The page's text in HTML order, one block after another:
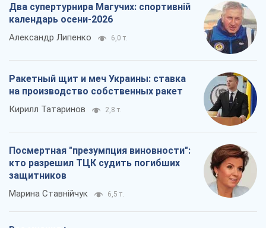
Два супертурнира Магучих: спортивній
календарь осени-2026
Александр Липенко 6,0 т.
Ракетный щит и меч Украины: ставка
на производство собственных ракет
Кирилл Татаринов 2,8 т.
Посмертная "презумпция виновности":
кто разрешил ТЦК судить погибших
защитников
Марина Ставнійчук 6,5 т.